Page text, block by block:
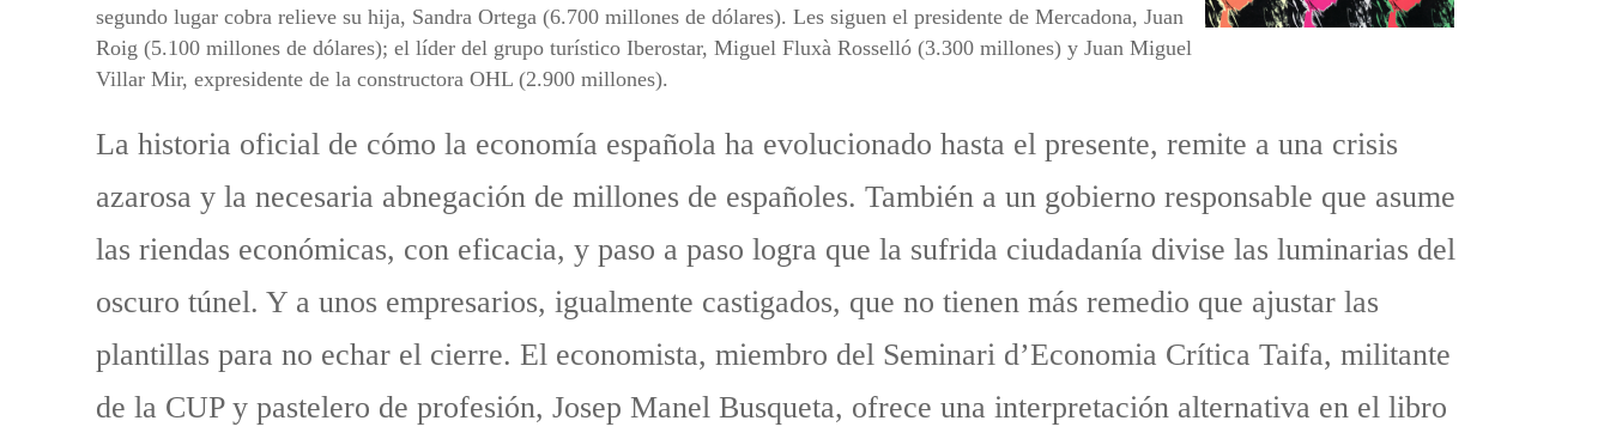
segundo lugar cobra relieve su hija, Sandra Ortega (6.700 millones de dólares). Les siguen el presidente de Mercadona, Juan
Roig (5.100 millones de dólares); el líder del grupo turístico Iberostar, Miguel Fluxà Rosselló (3.300 millones) y Juan Miguel
Villar Mir, expresidente de la constructora OHL (2.900 millones).
La historia oficial de cómo la economía española ha evolucionado hasta el presente, remite a una crisis
azarosa y la necesaria abnegación de millones de españoles. También a un gobierno responsable que asume
las riendas económicas, con eficacia, y paso a paso logra que la sufrida ciudadanía divise las luminarias del
oscuro túnel. Y a unos empresarios, igualmente castigados, que no tienen más remedio que ajustar las
plantillas para no echar el cierre. El economista, miembro del Seminari d’Economia Crítica Taifa, militante
de la CUP y pastelero de profesión, Josep Manel Busqueta, ofrece una interpretación alternativa en el libro